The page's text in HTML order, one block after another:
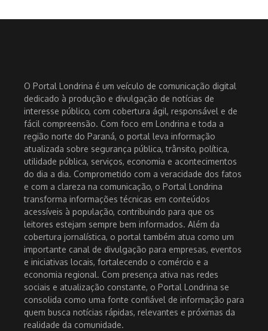
O Portal Londrina é um veículo de comunicação digital
dedicado à produção e divulgação de notícias de
interesse público, com cobertura ágil, responsável e de
fácil compreensão. Com foco em Londrina e toda a
região norte do Paraná, o portal leva informação
atualizada sobre segurança pública, trânsito, política,
utilidade pública, serviços, economia e acontecimentos
do dia a dia. Comprometido com a veracidade dos fatos
e com a clareza na comunicação, o Portal Londrina
transforma informações técnicas em conteúdos
acessíveis à população, contribuindo para que os
leitores estejam sempre bem informados. Além da
cobertura jornalística, o portal também atua como um
importante canal de divulgação para empresas, eventos
e iniciativas locais, fortalecendo o comércio e a
economia regional. Com presença ativa nas redes
sociais e atualização constante, o Portal Londrina se
consolida como uma fonte confiável de informação para
quem busca notícias rápidas, relevantes e próximas da
realidade da comunidade.